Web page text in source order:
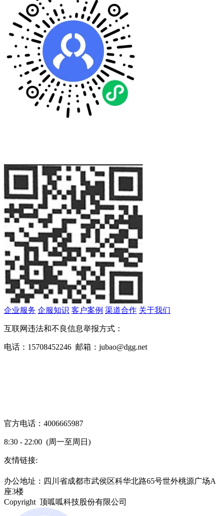
企业服务 企服知识 客户案例 渠道合作 关于我们
互联网违法和不良信息举报方式：
电话：15708452246 邮箱：jubao@dgg.net
官方电话：4006665987
8:30 - 22:00 (周一至周日)
友情链接:
办公地址：四川省成都市武侯区科华北路65号世外桃源广场A
座3楼
Copyright 顶呱呱科技股份有限公司